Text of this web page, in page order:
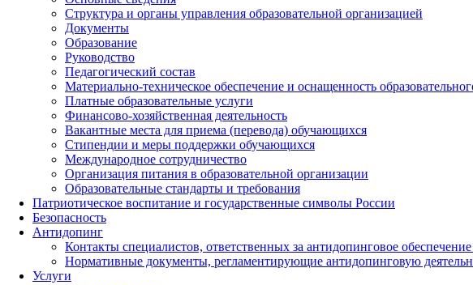
Структура и органы управления образовательной организацией
Документы
Образование
Руководство
Педагогический состав
Материально-техническое обеспечение и оснащенность
Платные образовательные услуги
Финансово-хозяйственная деятельность
Вакантные места для приема (перевода) обучающихся
Стипендии и меры поддержки обучающихся
Международное сотрудничество
Организация питания в образовательной организации
Образовательные стандарты и требования
Патриотическое воспитание и государственные символы России
Безопасность
Антидопинг
Контакты специалистов, ответственных за антидопинговое
Нормативные документы, регламентирующие антидопинговую
Услуги